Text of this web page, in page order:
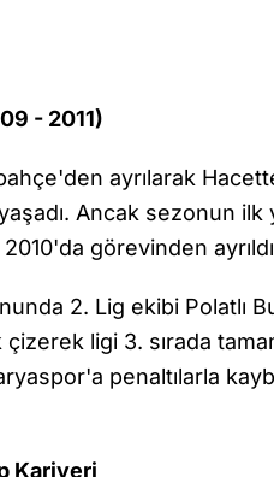
- 2011)
ayrılarak
Ancak sezonun ilk
görevinden
2. Lig ekibi Polatlı
çizerek ligi 3. sırada
penaltılarla
Kariyeri